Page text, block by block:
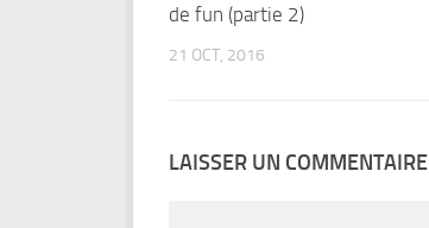
de fun (partie 2)
21 OCT, 2016
LAISSER UN COMMENTAIRE